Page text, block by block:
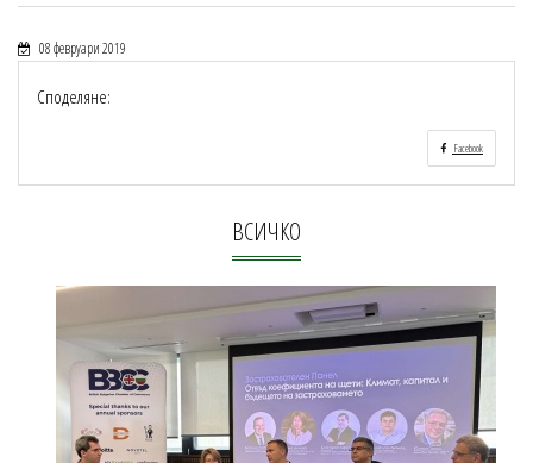
08 февруари 2019
Споделяне:
Facebook
ВСИЧКО